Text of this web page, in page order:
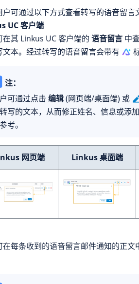
户可通过以下方式查看转写的语音留言
UC 客户端
在其 Linkus UC 客户端的 语音留言 中
文本。经过转写的语音留言会带有
注：
可通过点击 编辑(网页端/桌面端) 或
写的文本，从而修正姓名、信息或添
考。
网页端 Linkus 桌面端
在每条收到的语音留言邮件通知的正文